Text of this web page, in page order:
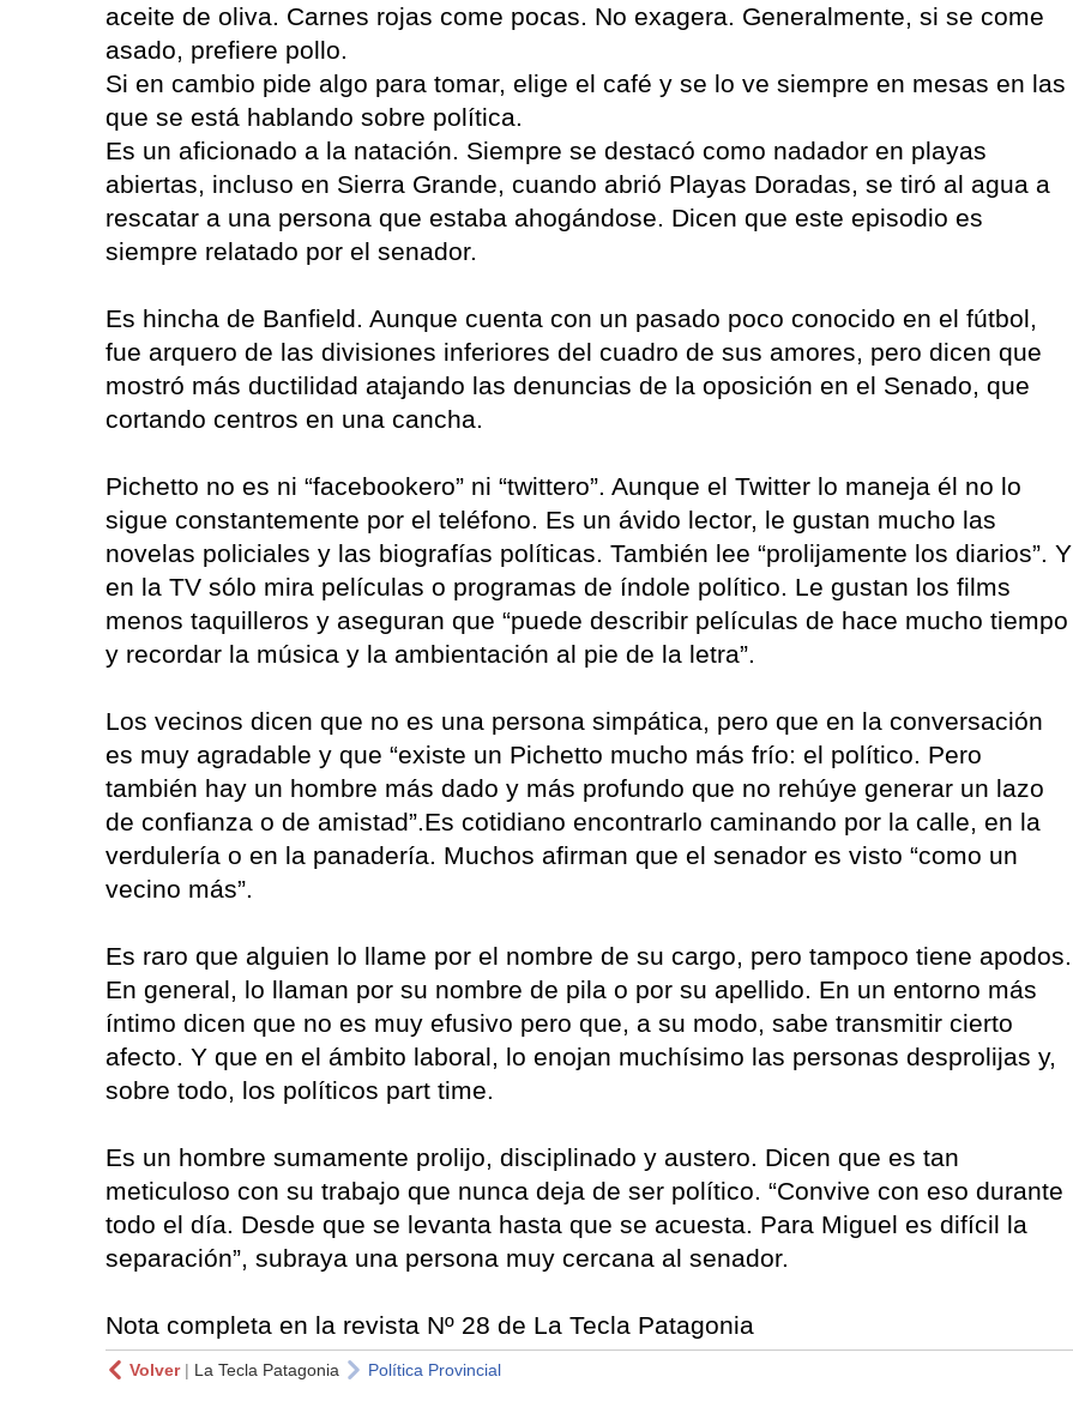
aceite de oliva. Carnes rojas come pocas. No exagera. Generalmente, si se come
asado, prefiere pollo.
Si en cambio pide algo para tomar, elige el café y se lo ve siempre en mesas en las
que se está hablando sobre política.
Es un aficionado a la natación. Siempre se destacó como nadador en playas
abiertas, incluso en Sierra Grande, cuando abrió Playas Doradas, se tiró al agua a
rescatar a una persona que estaba ahogándose. Dicen que este episodio es
siempre relatado por el senador.
Es hincha de Banfield. Aunque cuenta con un pasado poco conocido en el fútbol,
fue arquero de las divisiones inferiores del cuadro de sus amores, pero dicen que
mostró más ductilidad atajando las denuncias de la oposición en el Senado, que
cortando centros en una cancha.
Pichetto no es ni “facebookero” ni “twittero”. Aunque el Twitter lo maneja él no lo
sigue constantemente por el teléfono. Es un ávido lector, le gustan mucho las
novelas policiales y las biografías políticas. También lee “prolijamente los diarios”. Y
en la TV sólo mira películas o programas de índole político. Le gustan los films
menos taquilleros y aseguran que “puede describir películas de hace mucho tiempo
y recordar la música y la ambientación al pie de la letra”.
Los vecinos dicen que no es una persona simpática, pero que en la conversación
es muy agradable y que “existe un Pichetto mucho más frío: el político. Pero
también hay un hombre más dado y más profundo que no rehúye generar un lazo
de confianza o de amistad”.Es cotidiano encontrarlo caminando por la calle, en la
verdulería o en la panadería. Muchos afirman que el senador es visto “como un
vecino más”.
Es raro que alguien lo llame por el nombre de su cargo, pero tampoco tiene apodos.
En general, lo llaman por su nombre de pila o por su apellido. En un entorno más
íntimo dicen que no es muy efusivo pero que, a su modo, sabe transmitir cierto
afecto. Y que en el ámbito laboral, lo enojan muchísimo las personas desprolijas y,
sobre todo, los políticos part time.
Es un hombre sumamente prolijo, disciplinado y austero. Dicen que es tan
meticuloso con su trabajo que nunca deja de ser político. “Convive con eso durante
todo el día. Desde que se levanta hasta que se acuesta. Para Miguel es difícil la
separación”, subraya una persona muy cercana al senador.
Nota completa en la revista Nº 28 de La Tecla Patagonia
Volver| La Tecla Patagonia Política Provincial